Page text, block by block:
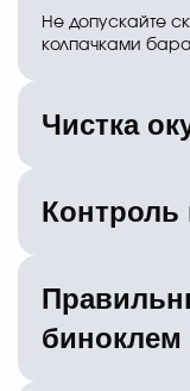
Не допускайте
колпачками
Чистка
глаза после
Контроль
моноблоке. От
биноклем